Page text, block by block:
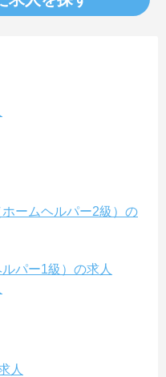
ームヘルパー2級）の
パー1級）の求人
人